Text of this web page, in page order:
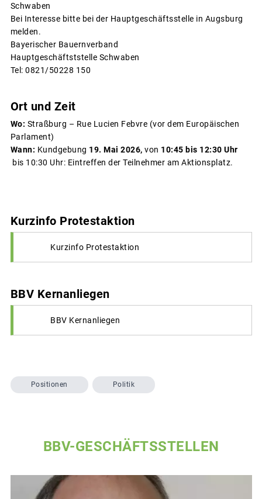
Schwaben
Bei Interesse bitte bei der Hauptgeschäftsstelle in Augsburg
melden.
Bayerischer Bauernverband
Hauptgeschäftststelle Schwaben
Tel: 0821/50228 150
Ort und Zeit
Wo: Straßburg – Rue Lucien Febvre (vor dem Europäischen
Parlament)
Wann: Kundgebung 19. Mai 2026, von 10:45 bis 12:30 Uhr
bis 10:30 Uhr: Eintreffen der Teilnehmer am Aktionsplatz.
Kurzinfo Protestaktion
Kurzinfo Protestaktion
BBV Kernanliegen
BBV Kernanliegen
Positionen Politik
BBV-GESCHÄFTSSTELLEN